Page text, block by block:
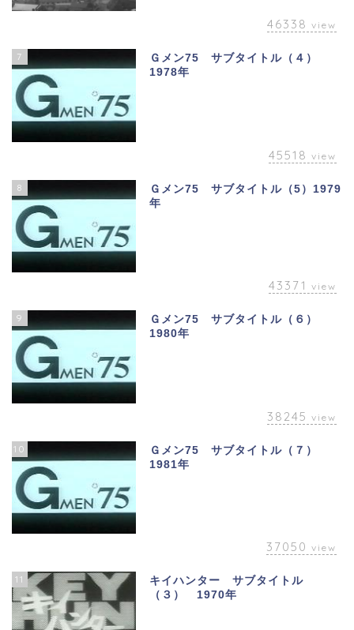
46338 view
7
Ｇメン75 サブタイトル（４）
1978年
45518 view
8
Ｇメン75 サブタイトル（5）1979
年
43371 view
9
Ｇメン75 サブタイトル（６）
1980年
38245 view
10
Ｇメン75 サブタイトル（７）
1981年
37050 view
11
キイハンター サブタイトル
（３） 1970年